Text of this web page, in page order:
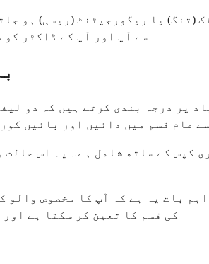
(تنگ) یا ریگورجیٹنٹ (ریسی) ہو
سے آپ اور آپ کے ڈاکٹر کو
پر درجہ بندی کرتے ہیں کہ دو
قسم میں دائیں اور بائیں کورونری کپس کا
بات یہ ہے کہ آپ کا مخصوص
کی قسم کا تعین کر سکتا ہے